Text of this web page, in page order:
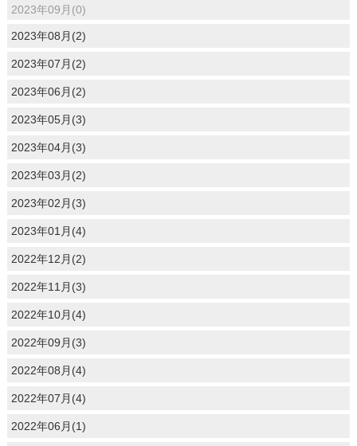
2023年09月(0)
2023年08月(2)
2023年07月(2)
2023年06月(2)
2023年05月(3)
2023年04月(3)
2023年03月(2)
2023年02月(3)
2023年01月(4)
2022年12月(2)
2022年11月(3)
2022年10月(4)
2022年09月(3)
2022年08月(4)
2022年07月(4)
2022年06月(1)